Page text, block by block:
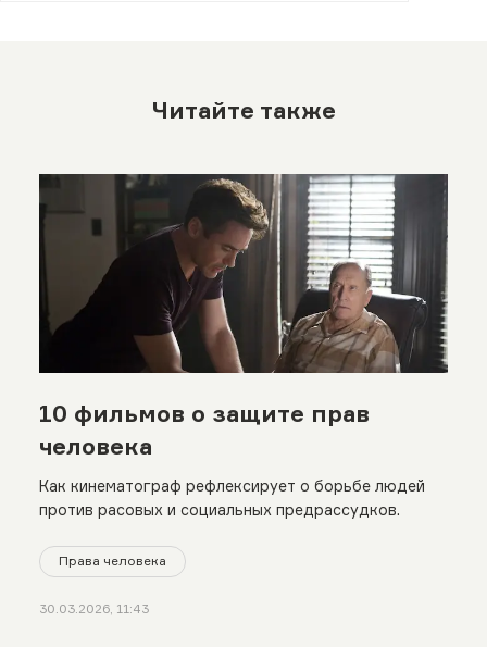
Читайте также
10 фильмов о защите прав
человека
Как кинематограф рефлексирует о борьбе людей
против расовых и социальных предрассудков.
Права человека
30.03.2026, 11:43